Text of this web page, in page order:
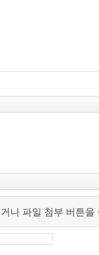
나 파일 첨부 버튼을